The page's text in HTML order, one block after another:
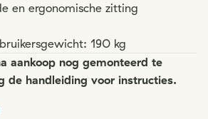
en ergonomische zitting
190 kg
aankoop nog gemonteerd te
de handleiding voor instructies.